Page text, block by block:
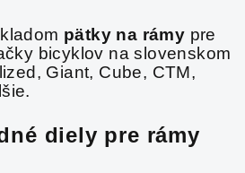
pätky na rámy pre
bicyklov na slovenskom
Giant, Cube, CTM,
diely pre rámy